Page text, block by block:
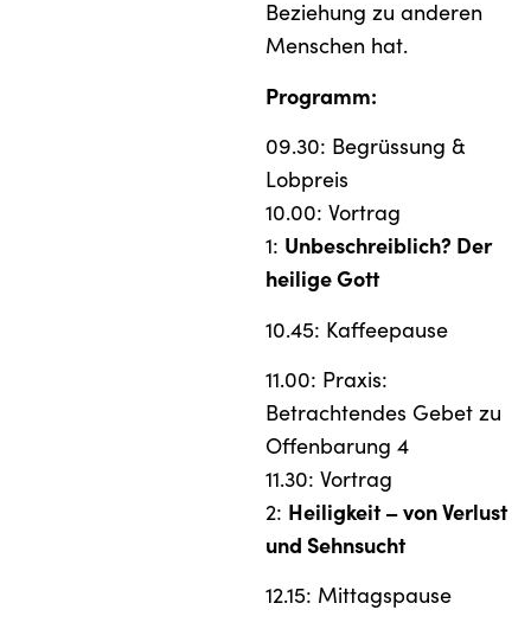
Beziehung zu anderen
Menschen hat.
Programm:
09.30: Begrüssung &
Lobpreis
10.00: Vortrag
1: Unbeschreiblich? Der
heilige Gott
10.45: Kaffeepause
11.00: Praxis:
Betrachtendes Gebet zu
Offenbarung 4
11.30: Vortrag
2: Heiligkeit – von Verlust
und Sehnsucht
12.15: Mittagspause